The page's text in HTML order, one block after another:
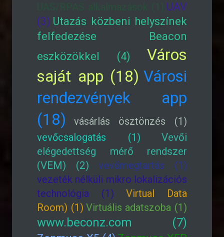
UAV
(3) Utazás közbeni helyszínek
felfedezése Beacon
eszközökkel (4)
Város
saját app (18) Városi
rendezvények app
(18)
vásárlás ösztönzés (1)
vevőcsalogatás (1)
Vevői
elégedettség mérő rendszer
(VEM) (2)
vevőmegtartás (1)
vezeték nélküli mikro lokalizációs
technológia (1)
Virtual Data
Room) (1) Virtuális adatszoba (1)
www.beconz.com (7)